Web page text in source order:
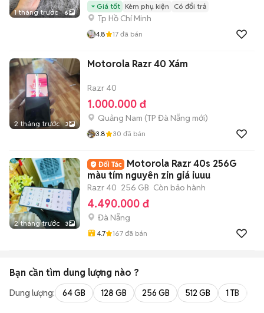
1 tháng trước 6
Giá tốt Kèm phụ kiện Có đổi trả
Tp Hồ Chí Minh
4.8 17 đã bán
2 tháng trước 3
Motorola Razr 40 Xám
Razr 40
1.000.000 đ
Quảng Nam (TP Đà Nẵng mới)
3.8 30 đã bán
2 tháng trước 3
Motorola Razr 40s 256G
màu tím nguyên zin giá iuuu
Razr 40 256 GB Còn bảo hành
4.490.000 đ
Đà Nẵng
4.7 167 đã bán
Bạn cần tìm dung lượng nào ?
Dung lượng: 64 GB 128 GB 256 GB 512 GB 1 TB